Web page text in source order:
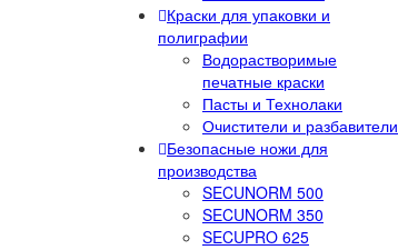
Краски для упаковки и
полиграфии
Водорастворимые
печатные краски
Пасты и Технолаки
Очистители и разбавители
Безопасные ножи для
производства
SECUNORM 500
SECUNORM 350
SECUPRO 625